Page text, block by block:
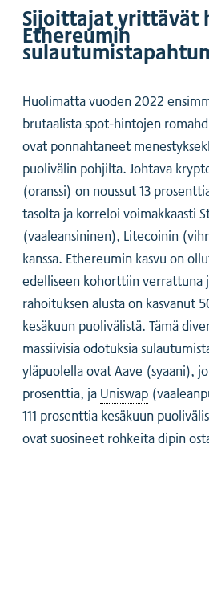
Sijoittajat yrittävät
Ethereumin
Huolimatta vuoden 2022
brutaalista spot-hintojen
ovat ponnahtaneet
puolivälin pohjilta. Johtava
(oranssi) on noussut 13
tasolta ja korreloi voimakkaasti
(vaaleansininen), Litecoinin
kanssa. Ethereumin kasvu on
edelliseen kohorttiin verrattuna
rahoituksen alusta on kasvanut
kesäkuun puolivälistä. Tämä
massiivisia odotuksia
yläpuolella ovat Aave (syaani),
prosenttia, jaUniswap
111 prosenttia kesäkuun
ovat suosineet rohkeita dipin